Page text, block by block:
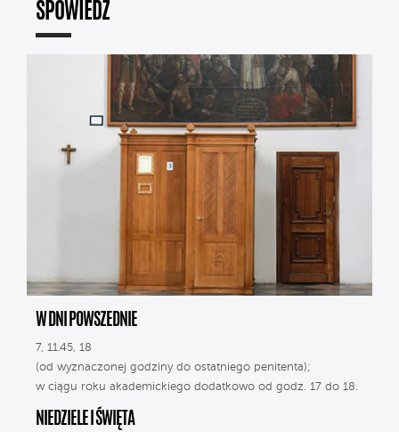
SPOWIEDŹ
W DNI POWSZEDNIE
7, 11.45, 18
(od wyznaczonej godziny do ostatniego penitenta);
w ciągu roku akademickiego dodatkowo od godz. 17 do 18.
NIEDZIELE I ŚWIĘTA